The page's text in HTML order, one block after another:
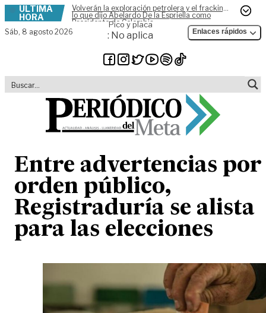
Skip to content
ÚLTIMA
HORA
Volverán la exploración petrolera y el fracking,
lo que dijo Abelardo De la Espriella como
Presidente de Colombia
Sáb, 8 agosto 2026
Pico y placa
: No aplica Enlaces rápidos
Entre advertencias por
orden público,
Registraduría se alista
para las elecciones